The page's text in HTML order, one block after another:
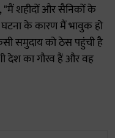
"मैं शहीदों और सैनिकों के
के कारण मैं भावुक हो
समुदाय को ठेस पहुंची है
देश का गौरव हैं और वह